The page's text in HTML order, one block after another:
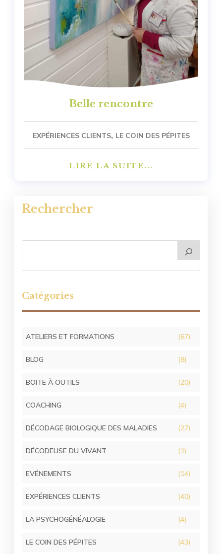
Belle rencontre
EXPÉRIENCES CLIENTS, LE COIN DES PÉPITES
LIRE LA SUITE...
Rechercher
Catégories
ATELIERS ET FORMATIONS (67)
BLOG (8)
BOITE À OUTILS (20)
COACHING (4)
DÉCODAGE BIOLOGIQUE DES MALADIES (27)
DÉCODEUSE DU VIVANT (1)
EVÉNEMENTS (14)
EXPÉRIENCES CLIENTS (40)
LA PSYCHOGÉNÉALOGIE (4)
LE COIN DES PÉPITES (43)